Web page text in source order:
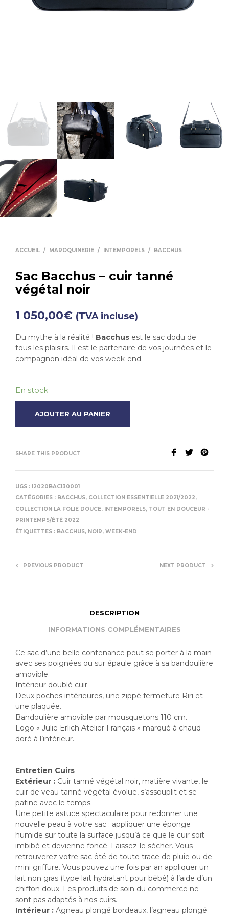
ACCUEIL / MAROQUINERIE / INTEMPORELS / BACCHUS
Sac Bacchus – cuir tanné
végétal noir
1 050,00€ (TVA incluse)
Du mythe à la réalité ! Bacchus est le sac dodu de
tous les plaisirs. Il est le partenaire de vos journées et le
compagnon idéal de vos week-end.
En stock
AJOUTER AU PANIER
SHARE THIS PRODUCT
UGS : I2020BAC130001
CATÉGORIES : BACCHUS, COLLECTION ESSENTIELLE 2021/2022,
COLLECTION LA FOLIE DOUCE, INTEMPORELS, TOUT EN DOUCEUR -
PRINTEMPS/ÉTÉ 2022
ÉTIQUETTES : BACCHUS, NOIR, WEEK-END
PREVIOUS PRODUCT NEXT PRODUCT
DESCRIPTION
INFORMATIONS COMPLÉMENTAIRES
Ce sac d’une belle contenance peut se porter à la main
avec ses poignées ou sur épaule grâce à sa bandoulière
amovible.
Intérieur doublé cuir.
Deux poches intérieures, une zippé fermeture Riri et
une plaquée.
Bandoulière amovible par mousquetons 110 cm.
Logo « Julie Erlich Atelier Français » marqué à chaud
doré à l’intérieur.
Entretien Cuirs
Extérieur : Cuir tanné végétal noir, matière vivante, le
cuir de veau tanné végétal évolue, s’assouplit et se
patine avec le temps.
Une petite astuce spectaculaire pour redonner une
nouvelle peau à votre sac : appliquer une éponge
humide sur toute la surface jusqu’à ce que le cuir soit
imbibé et devienne foncé. Laissez-le sécher. Vous
retrouverez votre sac ôté de toute trace de pluie ou de
mini griffure. Vous pouvez une fois par an appliquer un
lait non gras (type lait hydratant pour bébé) à l’aide d’un
chiffon doux. Les produits de soin du commerce ne
sont pas adaptés à nos cuirs.
Intérieur : Agneau plongé bordeaux, l’agneau plongé